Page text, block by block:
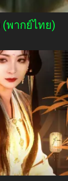
(พากย์ไทย)